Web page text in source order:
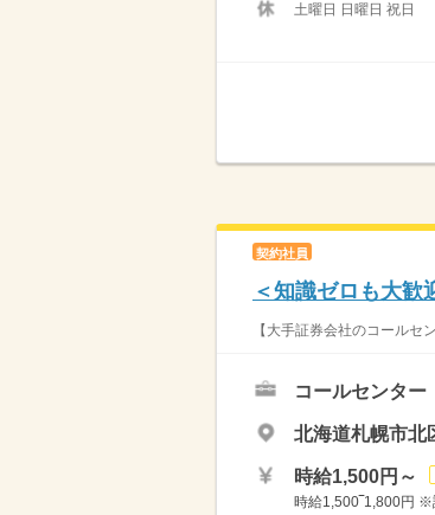
土曜日 日曜日 祝日
契約社員
＜知識ゼロも大歓
【大手証券会社のコールセ
コールセンター
北海道札幌市北
時給1,500円～
時給1,500‾1,800円 ※